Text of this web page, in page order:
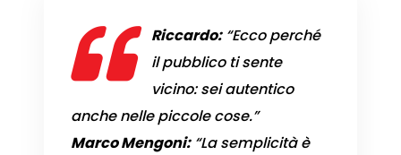
Riccardo:“Ecco perché
il pubblico ti sente
vicino: sei autentico
anche nelle piccole cose.”
Marco Mengoni:“La semplicità è